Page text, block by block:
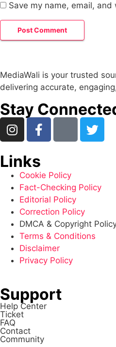
Save my name, email,
MediaWali is your trusted
delivering accurate,
Stay
Links
Cookie Policy
Fact-Checking Policy
Editorial Policy
Correction Policy
DMCA & Copyright
Terms & Conditions
Disclaimer
Privacy Policy
Support
Help Center
Ticket
FAQ
Contact
Community